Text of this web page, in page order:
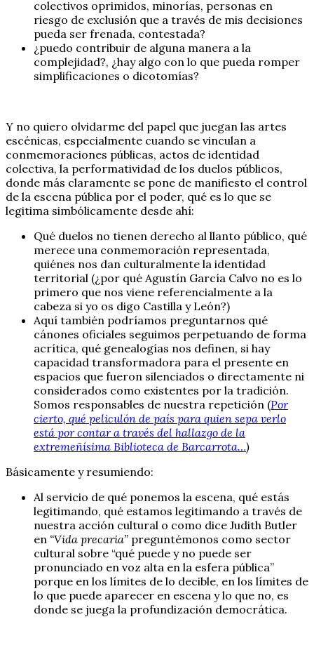
colectivos oprimidos, minorías, personas en
riesgo de exclusión que a través de mis decisiones
pueda ser frenada, contestada?
¿puedo contribuir de alguna manera a la
complejidad?, ¿hay algo con lo que pueda romper
simplificaciones o dicotomías?
Y no quiero olvidarme del papel que juegan las artes
escénicas, especialmente cuando se vinculan a
conmemoraciones públicas, actos de identidad
colectiva, la performatividad de los duelos públicos,
donde más claramente se pone de manifiesto el control
de la escena pública por el poder, qué es lo que se
legitima simbólicamente desde ahí:
Qué duelos no tienen derecho al llanto público, qué
merece una conmemoración representada,
quiénes nos dan culturalmente la identidad
territorial (¿por qué Agustín García Calvo no es lo
primero que nos viene referencialmente a la
cabeza si yo os digo Castilla y León?)
Aquí también podríamos preguntarnos qué
cánones oficiales seguimos perpetuando de forma
acrítica, qué genealogías nos definen, si hay
capacidad transformadora para el presente en
espacios que fueron silenciados o directamente ni
considerados como existentes por la tradición.
Somos responsables de nuestra repetición (Por
cierto, qué peliculón de país para quien sepa verlo
está por contar a través del hallazgo de la
extremeñísima Biblioteca de Barcarrota…)
Básicamente y resumiendo:
Al servicio de qué ponemos la escena, qué estás
legitimando, qué estamos legitimando a través de
nuestra acción cultural o como dice Judith Butler
en “Vida precaria” preguntémonos como sector
cultural sobre “qué puede y no puede ser
pronunciado en voz alta en la esfera pública”
porque en los límites de lo decible, en los límites de
lo que puede aparecer en escena y lo que no, es
donde se juega la profundización democrática.